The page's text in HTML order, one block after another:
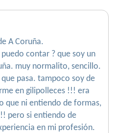
A Coruña.
puedo contar ? que soy un
muy normalito, sencillo.
pasa. tampoco soy de
en gilipolleces !!! era
que ni entiendo de formas,
pero si entiendo de
en mi profesión.